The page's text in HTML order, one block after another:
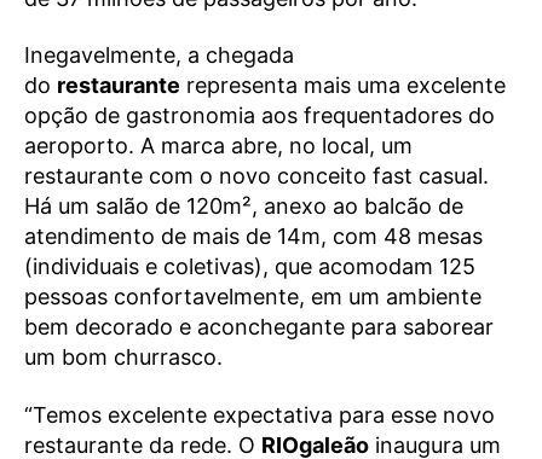
Inegavelmente, a chegada
do restaurante representa mais uma excelente
opção de gastronomia aos frequentadores do
aeroporto. A marca abre, no local, um
restaurante com o novo conceito fast casual.
Há um salão de 120m², anexo ao balcão de
atendimento de mais de 14m, com 48 mesas
(individuais e coletivas), que acomodam 125
pessoas confortavelmente, em um ambiente
bem decorado e aconchegante para saborear
um bom churrasco.
“Temos excelente expectativa para esse novo
restaurante da rede. O RIOgaleão inaugura um